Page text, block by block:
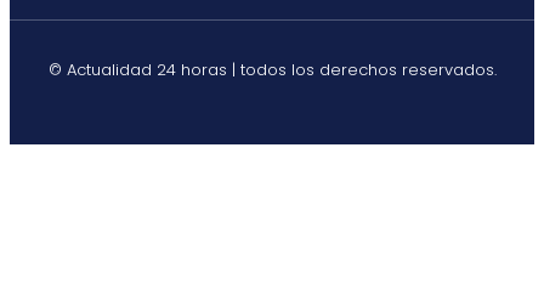
© Actualidad 24 horas | todos los derechos reservados.